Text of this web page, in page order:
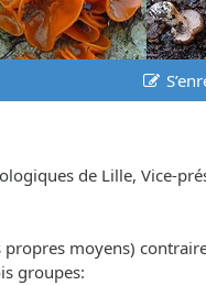
de Lille, Vice-
moyens)
groupes: